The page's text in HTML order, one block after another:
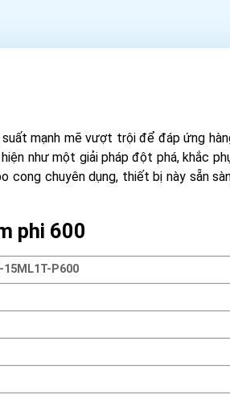
mạnh mẽ vượt trội để đáp ứng
như một giải pháp đột phá, khắc
chuyên dụng, thiết bị này sẵn
phi 600
15ML1T-P600